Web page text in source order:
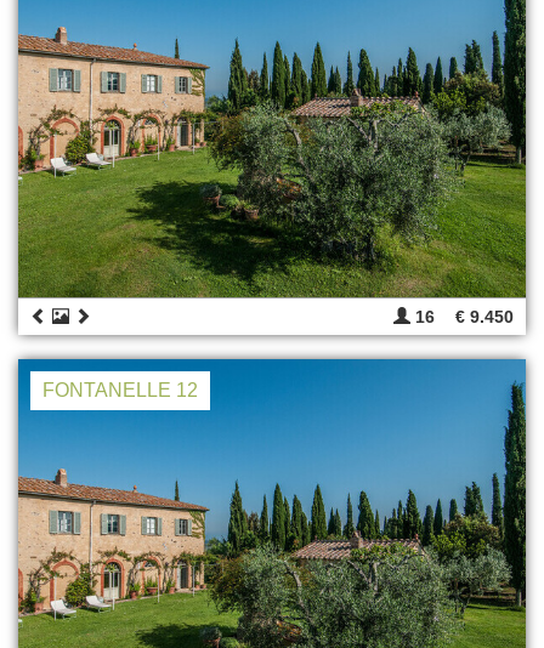
16 € 9.450
FONTANELLE 12